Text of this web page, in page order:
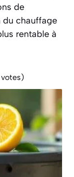
de
chauffage
rentable à